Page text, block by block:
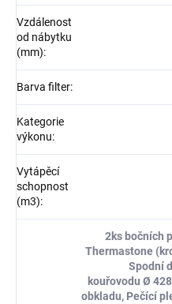
Vzdálenost
od nábytku
(mm):
Barva filter:
Kategorie
výkonu:
Vytápěcí
schopnost
(m3):
2ks bočních
Thermastone
Spodní
kouřovodu Ø
obkladu, Pečící